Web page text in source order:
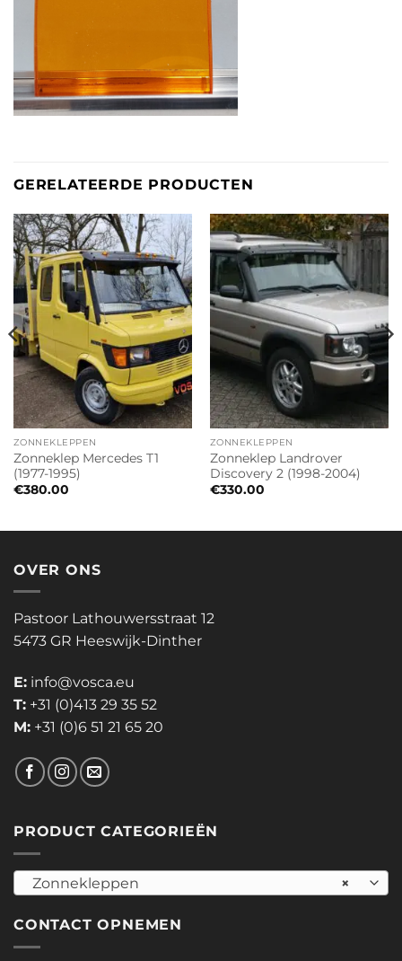
GERELATEERDE PRODUCTEN
ZONNEKLEPPEN
Zonneklep Mercedes T1
(1977-1995)
€380.00
ZONNEKLEPPEN
Zonneklep Landrover
Discovery 2 (1998-2004)
€330.00
OVER ONS
Pastoor Lathouwersstraat 12
5473 GR Heeswijk-Dinther
E: info@vosca.eu
T: +31 (0)413 29 35 52
M: +31 (0)6 51 21 65 20
PRODUCT CATEGORIEËN
×
Zonnekleppen
CONTACT OPNEMEN